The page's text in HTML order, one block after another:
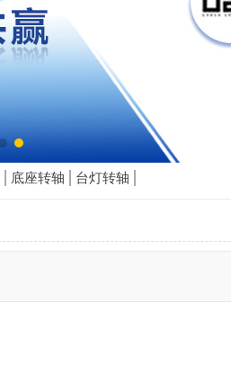
底座转轴 台灯转轴